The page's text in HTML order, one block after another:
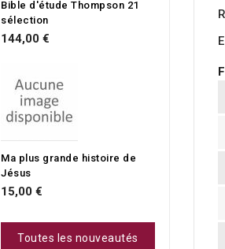
Bible d'étude Thompson 21
sélection
144,00 €
Ma plus grande histoire de
Jésus
15,00 €
Toutes les nouveautés